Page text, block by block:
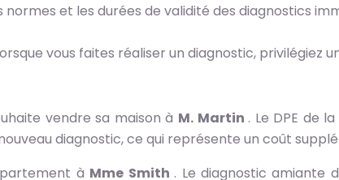
normes et les durées de validité des diagnostics
vous faites réaliser un diagnostic,
vendre sa maison à M. Martin . Le DPE de
diagnostic, ce qui représente un coût
à Mme Smith . Le diagnostic amiante